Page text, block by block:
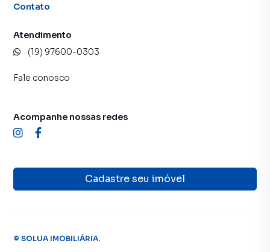
Contato
Atendimento
(19) 97600-0303
Fale conosco
Cadastre seu imóvel
Acompanhe nossas redes
© SOLUA IMOBILIÁRIA.